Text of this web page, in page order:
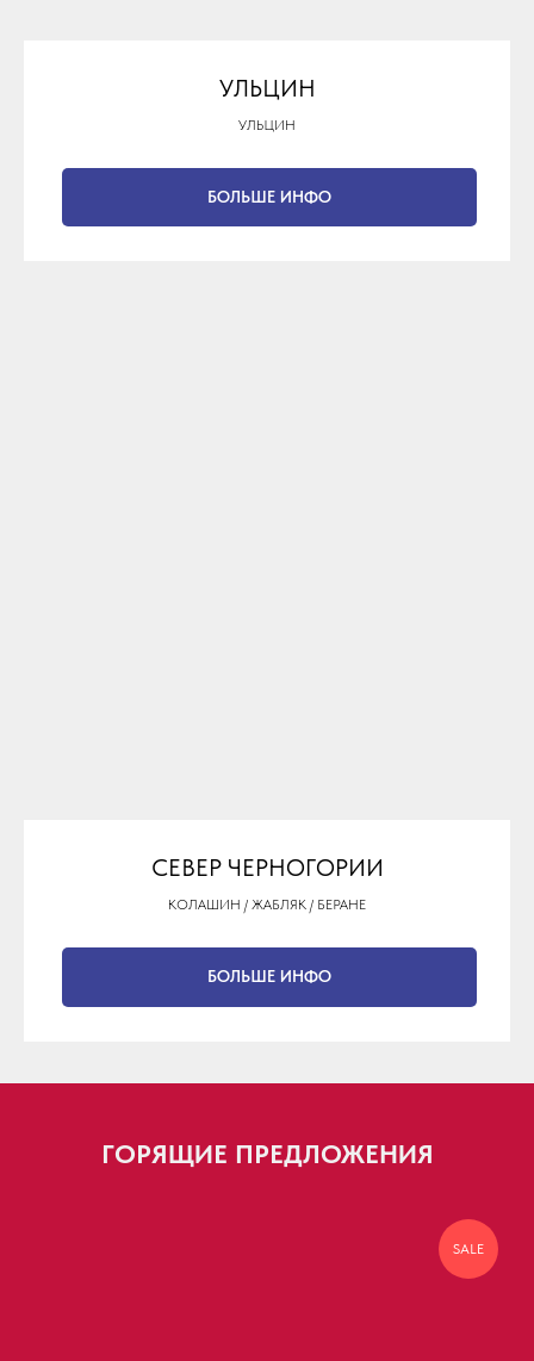
УЛЬЦИН
УЛЬЦИН
БОЛЬШЕ ИНФО
СЕВЕР ЧЕРНОГОРИИ
КОЛАШИН / ЖАБЛЯК / БЕРАНЕ
БОЛЬШЕ ИНФО
ГОРЯЩИЕ ПРЕДЛОЖЕНИЯ
SALE